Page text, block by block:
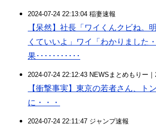
2024-07-24 22:13:04 稲妻速報
【呆然】社長「ワイくんクビね。
くていいよ」ワイ「わかりました
果･･･････････
2024-07-24 22:12:43 NEWSまとめもりー
【衝撃事実】東京の若者さん、ト
に・・・
2024-07-24 22:11:47 ジャンプ速報